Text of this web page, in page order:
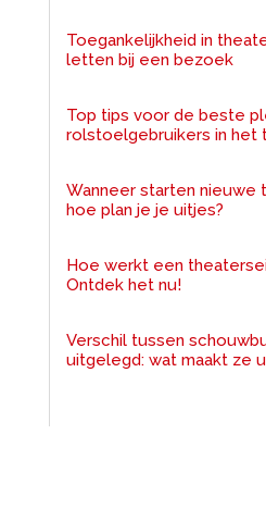
Toegankelijkheid in
letten bij een bezoek
Top tips voor de beste
rolstoelgebruikers in het
Wanneer starten nieuwe
hoe plan je je uitjes?
Hoe werkt een
Ontdek het nu!
Verschil tussen
uitgelegd: wat maakt ze